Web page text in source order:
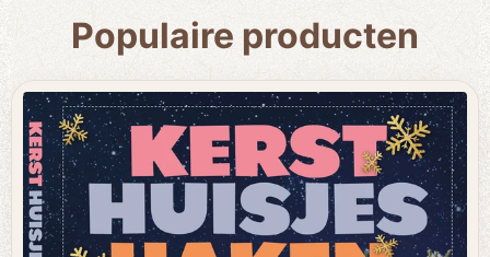
Populaire producten